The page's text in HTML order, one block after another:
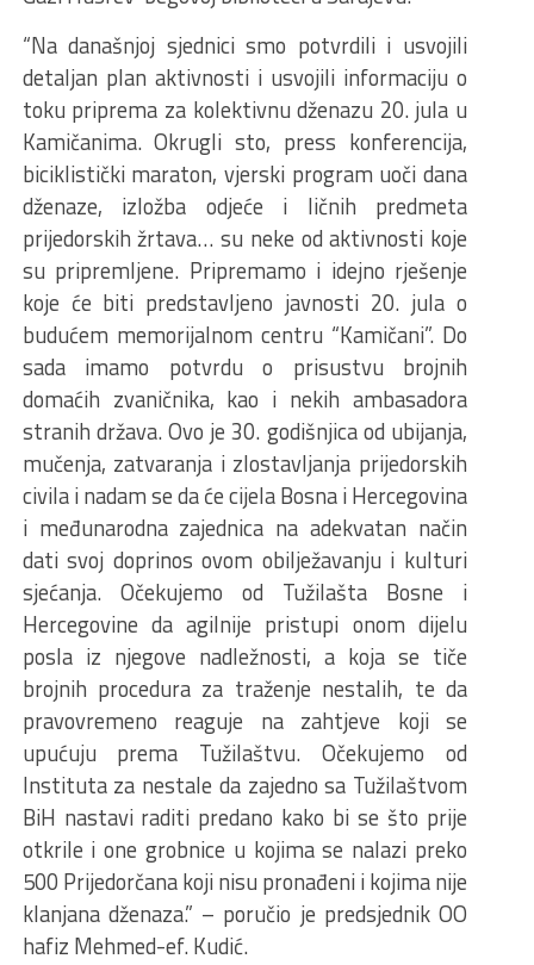
“Na današnjoj sjednici smo potvrdili i usvojili
detaljan plan aktivnosti i usvojili informaciju o
toku priprema za kolektivnu dženazu 20. jula u
Kamičanima. Okrugli sto, press konferencija,
biciklistički maraton, vjerski program uoči dana
dženaze, izložba odjeće i ličnih predmeta
prijedorskih žrtava… su neke od aktivnosti koje
su pripremljene. Pripremamo i idejno rješenje
koje će biti predstavljeno javnosti 20. jula o
budućem memorijalnom centru “Kamičani”. Do
sada imamo potvrdu o prisustvu brojnih
domaćih zvaničnika, kao i nekih ambasadora
stranih država. Ovo je 30. godišnjica od ubijanja,
mučenja, zatvaranja i zlostavljanja prijedorskih
civila i nadam se da će cijela Bosna i Hercegovina
i međunarodna zajednica na adekvatan način
dati svoj doprinos ovom obilježavanju i kulturi
sjećanja. Očekujemo od Tužilašta Bosne i
Hercegovine da agilnije pristupi onom dijelu
posla iz njegove nadležnosti, a koja se tiče
brojnih procedura za traženje nestalih, te da
pravovremeno reaguje na zahtjeve koji se
upućuju prema Tužilaštvu. Očekujemo od
Instituta za nestale da zajedno sa Tužilaštvom
BiH nastavi raditi predano kako bi se što prije
otkrile i one grobnice u kojima se nalazi preko
500 Prijedorčana koji nisu pronađeni i kojima nije
klanjana dženaza.” – poručio je predsjednik OO
hafiz Mehmed-ef. Kudić.